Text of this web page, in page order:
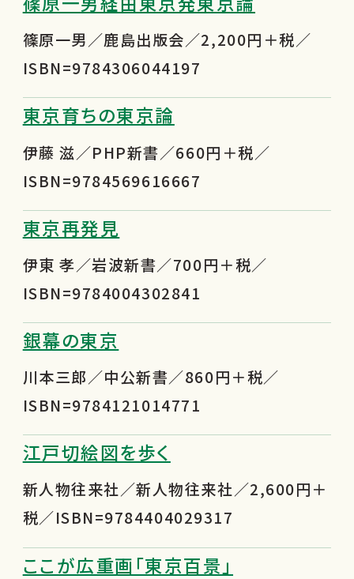
篠原一男／鹿島出版会／2,200円＋税／
ISBN=9784306044197
東京育ちの東京論
伊藤 滋／PHP新書／660円＋税／
ISBN=9784569616667
東京再発見
伊東 孝／岩波新書／700円＋税／
ISBN=9784004302841
銀幕の東京
川本三郎／中公新書／860円＋税／
ISBN=9784121014771
江戸切絵図を歩く
新人物往来社／新人物往来社／2,600円＋
税／ISBN=9784404029317
ここが広重画「東京百景」